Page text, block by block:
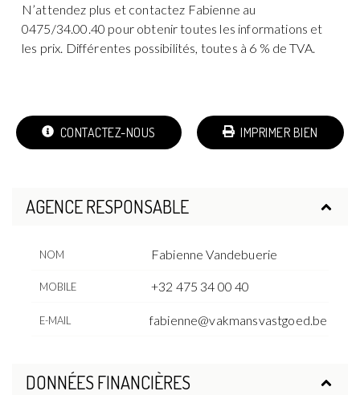
N’attendez plus et contactez Fabienne au
0475/34.00.40 pour obtenir toutes les informations et
les prix. Différentes possibilités, toutes à 6 % de TVA.
CONTACTEZ-NOUS IMPRIMER BIEN
AGENCE RESPONSABLE
NOM Fabienne Vandebuerie
MOBILE +32 475 34 00 40
E-MAIL fabienne@vakmansvastgoed.be
DONNÉES FINANCIÈRES